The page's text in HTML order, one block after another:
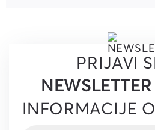
PRIJAVI
NEWSLETTER
INFORMACIJE